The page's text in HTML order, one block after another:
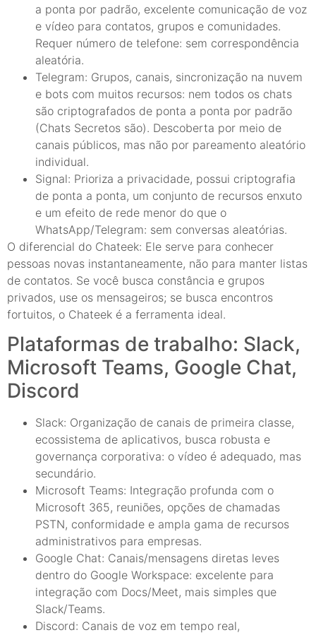
a ponta por padrão, excelente comunicação de voz
e vídeo para contatos, grupos e comunidades.
Requer número de telefone: sem correspondência
aleatória.
Telegram: Grupos, canais, sincronização na nuvem
e bots com muitos recursos: nem todos os chats
são criptografados de ponta a ponta por padrão
(Chats Secretos são). Descoberta por meio de
canais públicos, mas não por pareamento aleatório
individual.
Signal: Prioriza a privacidade, possui criptografia
de ponta a ponta, um conjunto de recursos enxuto
e um efeito de rede menor do que o
WhatsApp/Telegram: sem conversas aleatórias.
O diferencial do Chateek: Ele serve para conhecer
pessoas novas instantaneamente, não para manter listas
de contatos. Se você busca constância e grupos
privados, use os mensageiros; se busca encontros
fortuitos, o Chateek é a ferramenta ideal.
Plataformas de trabalho: Slack,
Microsoft Teams, Google Chat,
Discord
Slack: Organização de canais de primeira classe,
ecossistema de aplicativos, busca robusta e
governança corporativa: o vídeo é adequado, mas
secundário.
Microsoft Teams: Integração profunda com o
Microsoft 365, reuniões, opções de chamadas
PSTN, conformidade e ampla gama de recursos
administrativos para empresas.
Google Chat: Canais/mensagens diretas leves
dentro do Google Workspace: excelente para
integração com Docs/Meet, mais simples que
Slack/Teams.
Discord: Canais de voz em tempo real,